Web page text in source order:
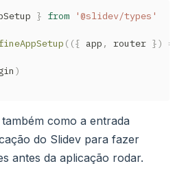
} from '@slidev/types'
( ({ app , router }) =>
)
como a entrada
do Slidev para fazer
antes da aplicação rodar.